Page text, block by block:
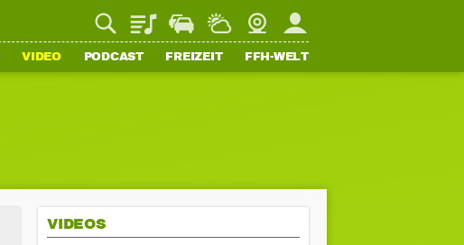
PlaylistStaupilotWetterWebcamMein FFH
VIDEO PODCAST FREIZEIT FFH-WELT
VIDEOS